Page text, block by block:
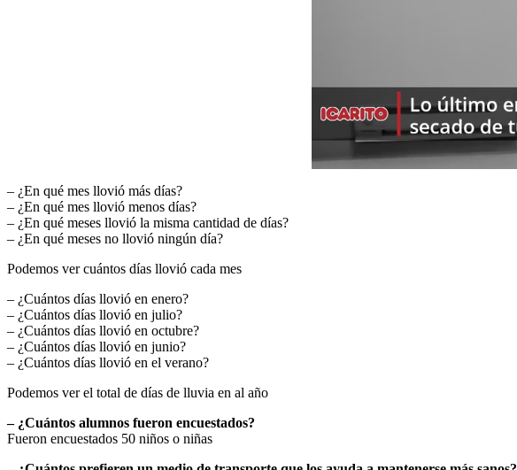
– ¿En qué mes llovió más días?
– ¿En qué mes llovió menos días?
– ¿En qué meses llovió la misma cantidad de días?
– ¿En qué meses no llovió ningún día?
Podemos ver cuántos días llovió cada mes
– ¿Cuántos días llovió en enero?
– ¿Cuántos días llovió en julio?
– ¿Cuántos días llovió en octubre?
– ¿Cuántos días llovió en junio?
– ¿Cuántos días llovió en el verano?
Podemos ver el total de días de lluvia en al año
– ¿Cuántos alumnos fueron encuestados?
Fueron encuestados 50 niños o niñas